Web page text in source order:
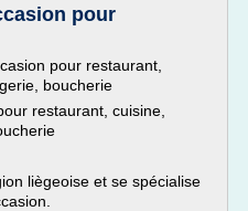
pour
pour restaurant,
boucherie
restaurant, cuisine,
liègeoise et se spécialise